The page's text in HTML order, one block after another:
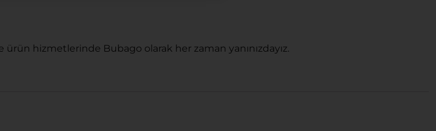
hizmetlerinde Bubago olarak her zaman yanınızdayız.